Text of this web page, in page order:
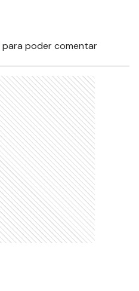
para poder comentar